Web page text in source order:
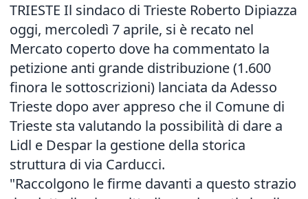
TRIESTE Il sindaco di Trieste Roberto Dipiazza
oggi, mercoledì 7 aprile, si è recato nel
Mercato coperto dove ha commentato la
petizione anti grande distribuzione (1.600
finora le sottoscrizioni) lanciata da Adesso
Trieste dopo aver appreso che il Comune di
Trieste sta valutando la possibilità di dare a
Lidl e Despar la gestione della storica
struttura di via Carducci.
"Raccolgono le firme davanti a questo strazio